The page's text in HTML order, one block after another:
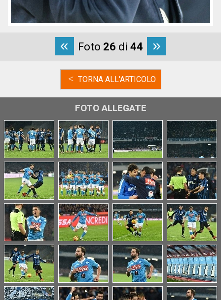
« Foto 26 di 44 »
< TORNA ALL'ARTICOLO
FOTO ALLEGATE